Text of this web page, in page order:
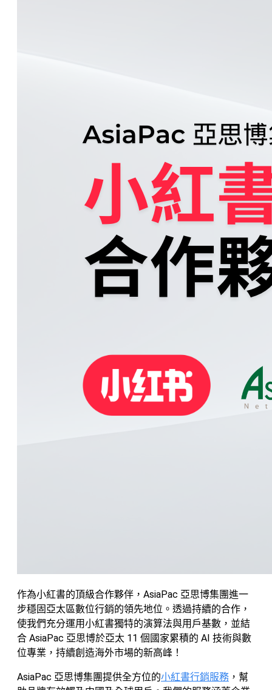
作為小紅書的頂級合作夥伴，AsiaPac 亞思博集團進一
步穩固亞太區數位行銷的領先地位。透過持續的合作，
使我們充分運用小紅書獨特的演算法與用戶基數，並結
合 AsiaPac 亞思博於亞太 11 個國家累積的 AI 技術與數
位專業，持續創造海外市場的新高峰！
AsiaPac 亞思博集團提供全方位的小紅書行銷服務 ，幫